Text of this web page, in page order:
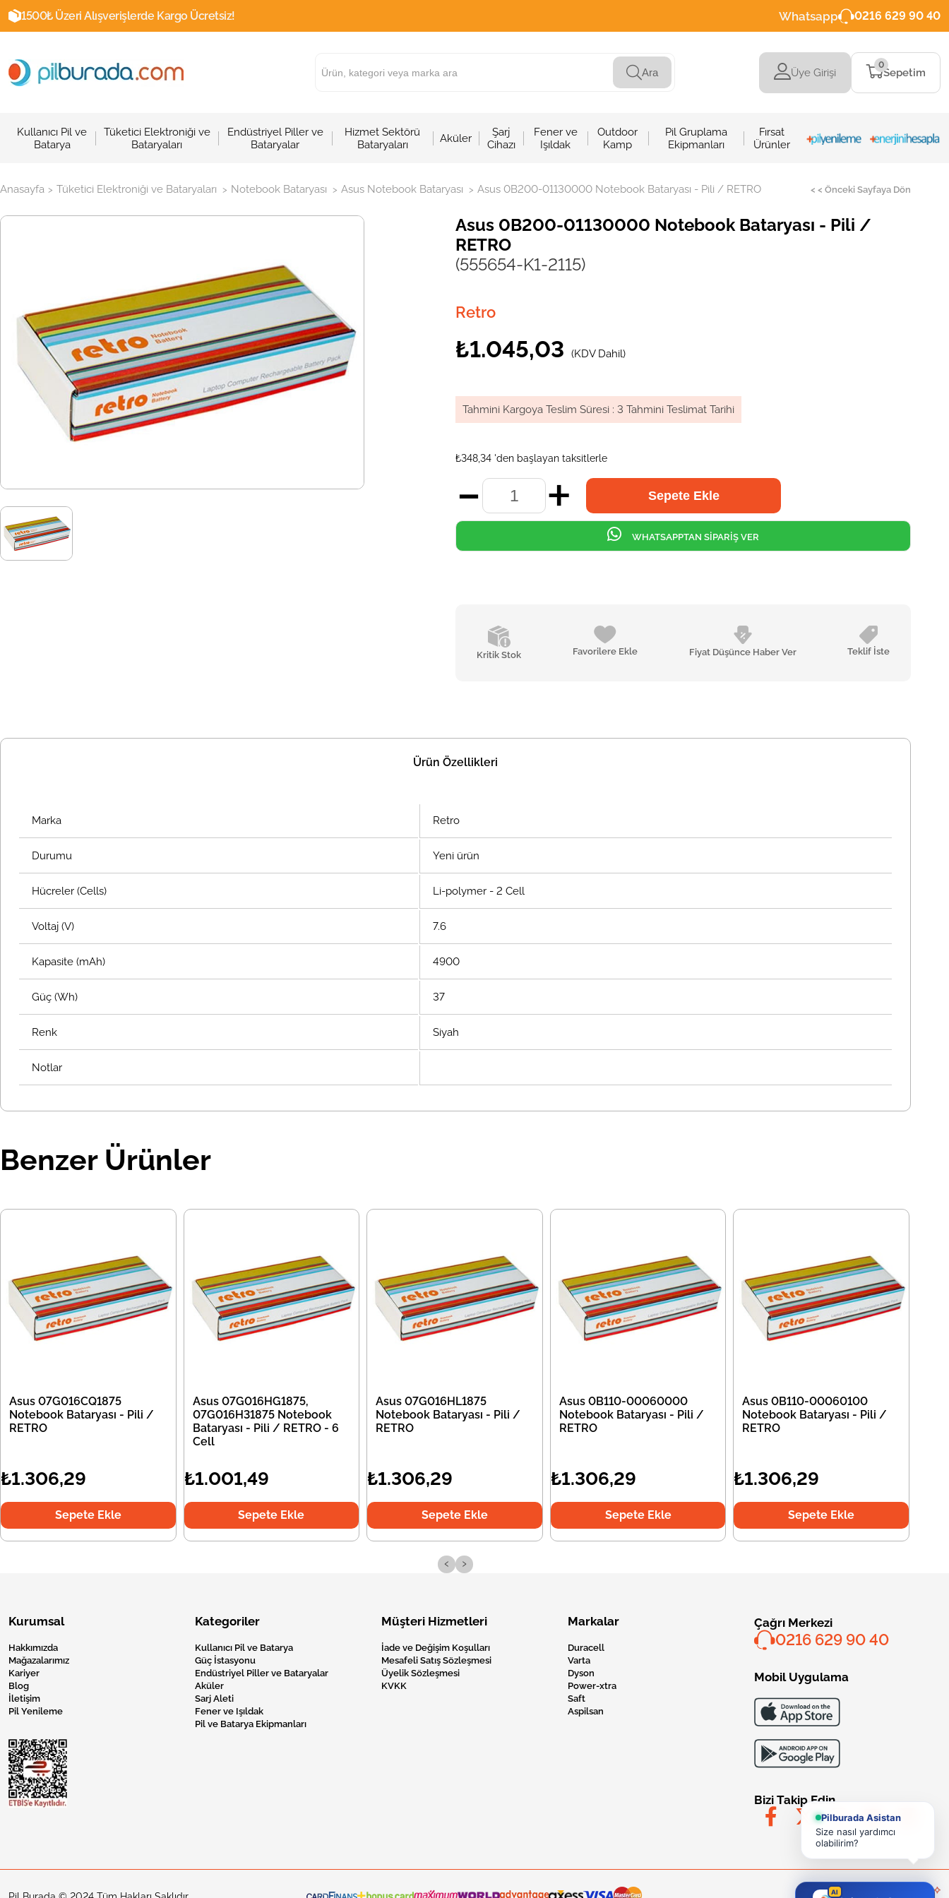
1500₺ Üzeri Alışverişlerde Kargo Ücretsiz! Whatsapp 0216 629 90 40
Ara Üye Girişi Sepetim
0
Kullanıcı Pil ve
Batarya
Tüketici Elektroniği ve
Bataryaları
Endüstriyel Piller ve
Bataryalar
Hizmet Sektörü
Bataryaları
Aküler
Şarj
Cihazı
Fener ve
Işıldak
Outdoor
Kamp
Pil Gruplama
Ekipmanları
Fırsat
Ürünler
Anasayfa > Tüketici Elektroniği ve Bataryaları > Notebook Bataryası > Asus Notebook Bataryası > Asus 0B200-01130000 Notebook Bataryası - Pili / RETRO < < Önceki Sayfaya Dön
Asus 0B200-01130000 Notebook Bataryası - Pili /
RETRO
(555654-K1-2115)
Retro
₺1.045,03 (KDV Dahil)
Tahmini Kargoya Teslim Süresi : 3 Tahmini Teslimat Tarihi
₺348,34 'den başlayan taksitlerle
Kritik Stok Favorilere Ekle Fiyat Düşünce Haber Ver Teklif İste
WHATSAPPTAN SİPARİŞ VER
Ürün Özellikleri
Marka Retro
Durumu Yeni ürün
Hücreler (Cells) Li-polymer - 2 Cell
Voltaj (V) 7.6
Kapasite (mAh) 4900
Güç (Wh) 37
Renk Siyah
Notlar
Benzer Ürünler
Asus 07G016CQ1875
Notebook Bataryası - Pili /
RETRO
₺1.306,29
Sepete Ekle
Asus 07G016HG1875,
07G016H31875 Notebook
Bataryası - Pili / RETRO - 6
Cell
₺1.001,49
Sepete Ekle
Asus 07G016HL1875
Notebook Bataryası - Pili /
RETRO
₺1.306,29
Sepete Ekle
Asus 0B110-00060000
Notebook Bataryası - Pili /
RETRO
₺1.306,29
Sepete Ekle
Asus 0B110-00060100
Notebook Bataryası - Pili /
RETRO
₺1.306,29
Sepete Ekle
‹ ›
Kurumsal
Hakkımızda
Mağazalarımız
Kariyer
Blog
İletişim
Pil Yenileme
Kategoriler
Kullanıcı Pil ve Batarya
Güç İstasyonu
Endüstriyel Piller ve Bataryalar
Aküler
Sarj Aleti
Fener ve Işıldak
Pil ve Batarya Ekipmanları
Müşteri Hizmetleri
İade ve Değişim Koşulları
Mesafeli Satış Sözleşmesi
Üyelik Sözleşmesi
KVKK
Markalar
Duracell
Varta
Dyson
Power-xtra
Saft
Aspilsan
Çağrı Merkezi
0216 629 90 40
Mobil Uygulama
Bizi Takip Edin
Pilburada Asistan
Size nasıl yardımcı
olabilirim?
AI